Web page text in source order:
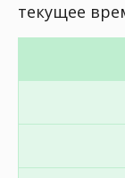
текущее